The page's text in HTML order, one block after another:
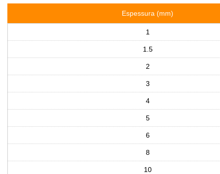
Espessura (mm)
1
1.5
2
3
4
5
6
8
10